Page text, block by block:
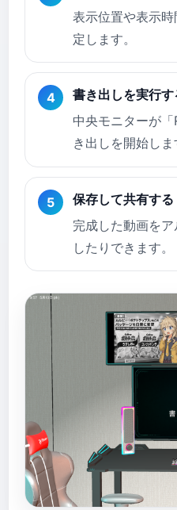
表示位置や表示
定します。
書き出しを実行す
中央モニターが
き出しを開始しま
保存して共有する
完成した動画を
したりできます。